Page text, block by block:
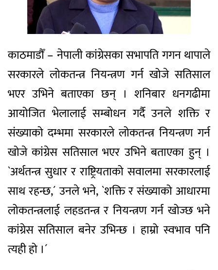
काठमाडौँ – नेपाली कांग्रेसका सभापति गगन थापाले
सरकारले लोकतन्त्र नियन्त्रण गर्न खोजे सतिसाल
भएर उभिने बताएका छन् । शनिबार धनगढीमा
आयोजित भेलालाई सम्बोधन गर्दै उनले शक्ति र
संख्याको दम्भमा सरकारले लोकतन्त्र नियन्त्रण गर्न
खोजे कांग्रेस सतिसाल भएर उभिने बताएका हुन् ।
`अर्थतन्त्र सुधार र राष्ट्रियताको सवालमा सरकारलाई
साथ रहन्छ,´ उनले भने, `शक्ति र संख्याको आधारमा
लोकतन्त्रलाई लहडतन्त्र र नियन्त्रण गर्न खोज्छ भने
कांग्रेस सतिसाल बनेर उभिन्छ । हाम्रो स्वभाव पनि
त्यही हो ।´